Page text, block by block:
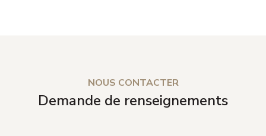
NOUS CONTACTER
Demande de renseignements